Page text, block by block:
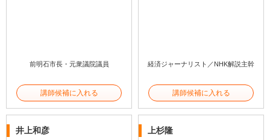
前明石市長・元衆議院議員
講師候補に入れる
経済ジャーナリスト／NHK解説主幹
講師候補に入れる
井上和彦 上杉隆